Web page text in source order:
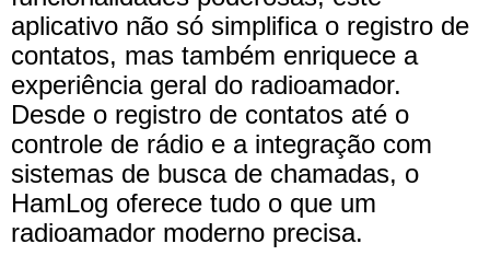
aplicativo não só simplifica o registro de
contatos, mas também enriquece a
experiência geral do radioamador.
Desde o registro de contatos até o
controle de rádio e a integração com
sistemas de busca de chamadas, o
HamLog oferece tudo o que um
radioamador moderno precisa.